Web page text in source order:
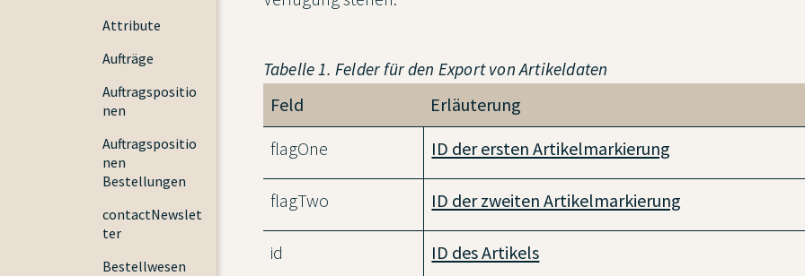
Attribute
Aufträge
Auftragspositio
nen
Auftragspositio
nen
Bestellungen
contactNewslet
ter
Bestellwesen
Tabelle 1. Felder für den Export von Artikeldaten
Feld
Erläuterung
flagOne
ID der ersten Artikelmarkierung
flagTwo ID der zweiten Artikelmarkierung
id ID des Artikels